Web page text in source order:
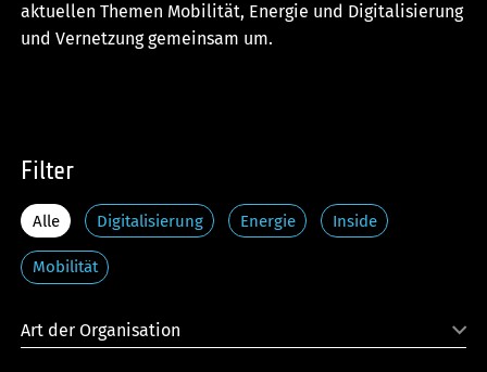
Blog
aktuellen Themen Mobilität, Energie und Digitalisierung
und Vernetzung gemeinsam um.
Filter
Alle Digitalisierung Energie Inside
Mobilität